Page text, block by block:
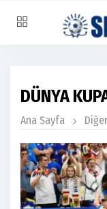
DÜNYA
Ana Sayfa